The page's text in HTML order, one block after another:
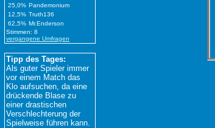
25,0% Pandemonium
12,5% Truth136
62,5% Mr.Enderson
Stimmen: 8
vergangene Umfragen
Tipp des Tages:
Als guter Spieler immer
vor einem Match das
Klo aufsuchen, da eine
drückende Blase zu
einer drastischen
Verschlechterung der
Spielweise führen kann.